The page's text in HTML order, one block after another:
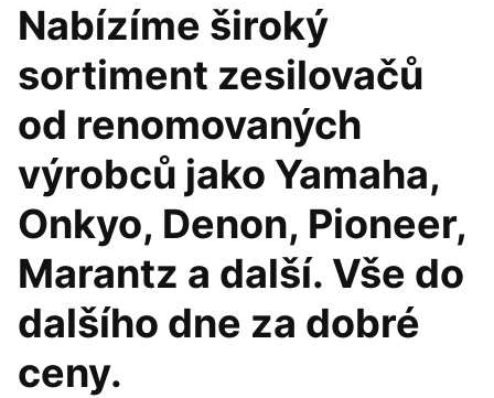
Nabízíme široký
sortiment zesilovačů
od renomovaných
výrobců jako Yamaha,
Onkyo, Denon, Pioneer,
Marantz a další. Vše do
dalšího dne za dobré
ceny.